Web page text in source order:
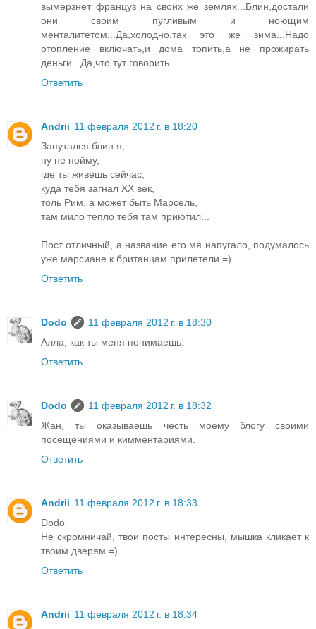
вымерзнет француз на своих же землях...Блин,достали
они своим пугливым и ноющим
менталитетом...Да,холодно,так это же зима...Надо
отопление включать,и дома топить,а не прожирать
деньги...Да,что тут говорить...
Ответить
Andrii 11 февраля 2012 г. в 18:20
Запутался блин я,
ну не пойму,
где ты живешь сейчас,
куда тебя загнал XX век,
толь Рим, а может быть Марсель,
там мило тепло тебя там приютил...
Пост отличный, а название его мя напугало, подумалось
уже марсиане к британцам прилетели =)
Ответить
Dodo
11 февраля 2012 г. в 18:30
Алла, как ты меня понимаешь.
Ответить
Dodo
11 февраля 2012 г. в 18:32
Жан, ты оказываешь честь моему блогу своими
посещениями и кимментариями.
Ответить
Andrii 11 февраля 2012 г. в 18:33
Dodo
Не скромничай, твои посты интересны, мышка кликает к
твоим дверям =)
Ответить
Andrii 11 февраля 2012 г. в 18:34